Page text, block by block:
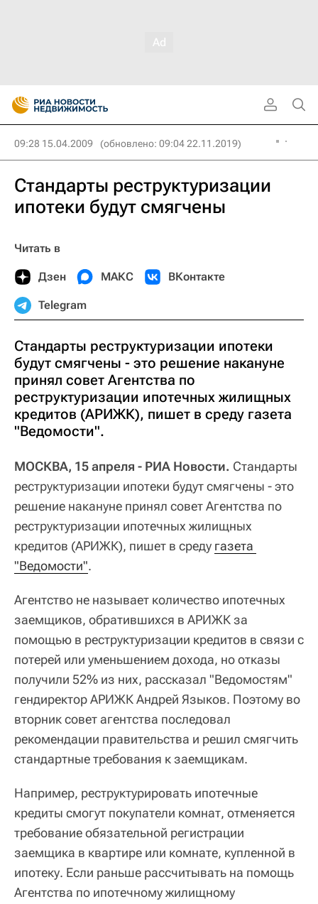
09:28 15.04.2009 (обновлено: 09:04 22.11.2019)
Стандарты реструктуризации
ипотеки будут смягчены
Читать в
Дзен МАКС ВКонтакте
Telegram
Стандарты реструктуризации ипотеки
будут смягчены - это решение накануне
принял совет Агентства по
реструктуризации ипотечных жилищных
кредитов (АРИЖК), пишет в среду газета
"Ведомости".
МОСКВА, 15 апреля - РИА Новости. Стандарты
реструктуризации ипотеки будут смягчены - это
решение накануне принял совет Агентства по
реструктуризации ипотечных жилищных
кредитов (АРИЖК), пишет в среду газета
"Ведомости".
Агентство не называет количество ипотечных
заемщиков, обратившихся в АРИЖК за
помощью в реструктуризации кредитов в связи с
потерей или уменьшением дохода, но отказы
получили 52% из них, рассказал "Ведомостям"
гендиректор АРИЖК Андрей Языков. Поэтому во
вторник совет агентства последовал
рекомендации правительства и решил смягчить
стандартные требования к заемщикам.
Например, реструктурировать ипотечные
кредиты смогут покупатели комнат, отменяется
требование обязательной регистрации
заемщика в квартире или комнате, купленной в
ипотеку. Если раньше рассчитывать на помощь
Агентства по ипотечному жилищному